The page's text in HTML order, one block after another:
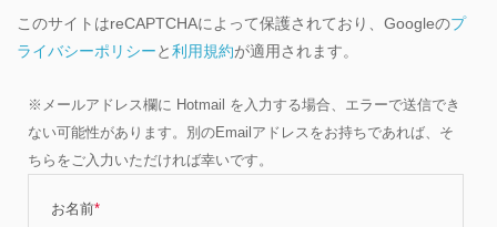
このサイトはreCAPTCHAによって保護されており、Googleのプ
ライバシーポリシーと利用規約が適用されます。
※メールアドレス欄に Hotmail を入力する場合、エラーで送信でき
ない可能性があります。別のEmailアドレスをお持ちであれば、そ
ちらをご入力いただければ幸いです。
お名前*